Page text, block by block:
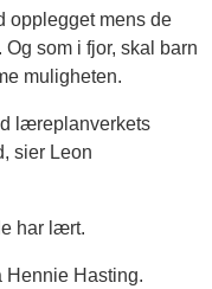
opplegget mens de
som i fjor, skal barn
muligheten.
læreplanverkets
sier Leon
har lært.
Hasting.